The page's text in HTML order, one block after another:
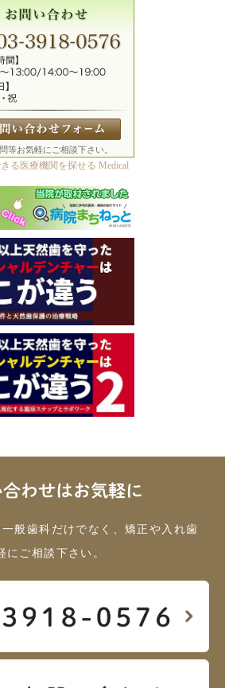
等お気軽にご相談下さい。
わせはお気軽に
般歯科だけでなく、矯正や入れ歯
ご相談下さい。